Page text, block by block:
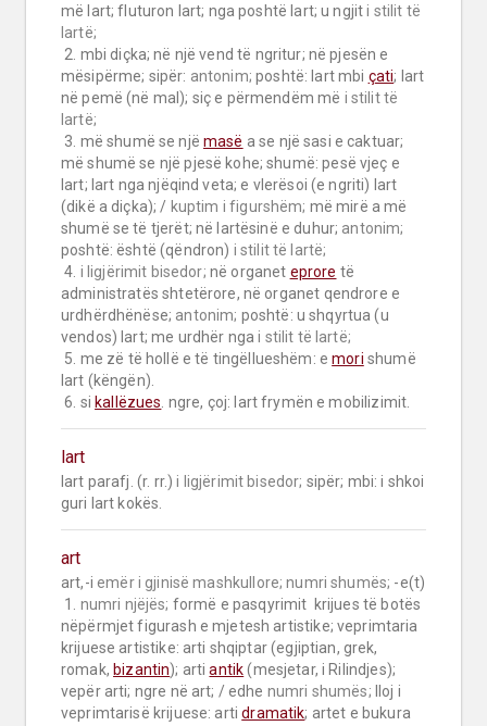
më lart; fluturon lart; nga poshtë lart; u ngjit i stilit të
lartë;
mësipërme; sipër: antonim; poshtë: lart mbi çati; lart
në pemë (në mal); siç e përmendëm më i stilit të
lartë;
3. më shumë se një masë a se një sasi e caktuar;
më shumë se një pjesë kohe; shumë: pesë vjeç e
lart; lart nga njëqind veta; e vlerësoi (e ngriti) lart
(dikë a diçka); / kuptim i figurshëm; më mirë a më
shumë se të tjerët; në lartësinë e duhur; antonim;
poshtë: është (qëndron) i stilit të lartë;
4. i ligjërimit bisedor; në organet eprore të
administratës shtetërore, në organet qendrore e
urdhërdhënëse; antonim; poshtë: u shqyrtua (u
vendos) lart; me urdhër nga i stilit të lartë;
5. me zë të hollë e të tingëllueshëm: e mori shumë
lart (këngën).
6. si kallëzues . ngre, çoj: lart frymën e mobilizimit.
lart
lart parafj. (r. rr.) i ligjërimit bisedor; sipër; mbi: i shkoi
guri lart kokës.
art
art,-i emër i gjinisë mashkullore; numri shumës; -e(t)
1. numri njëjës; formë e pasqyrimit  krijues të botës
nëpërmjet figurash e mjetesh artistike; veprimtaria
krijuese artistike: arti shqiptar (egjiptian, grek,
romak, bizantin); arti antik (mesjetar, i Rilindjes);
vepër arti; ngre në art; / edhe numri shumës; lloj i
veprimtarisë krijuese: arti dramatik; artet e bukura